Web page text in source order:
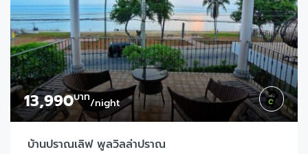
13,990บาท/night
บ้านปราณเลิฟ พูลวิลล่าปราณ